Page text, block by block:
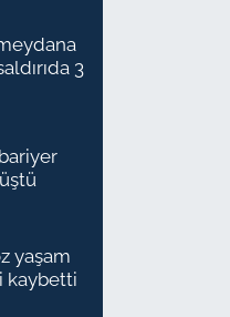
3
yaşam
kaybetti